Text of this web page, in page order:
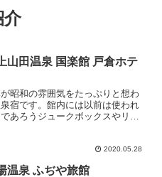
介
山田温泉 国楽館 戸倉ホテ
昭和の雰囲気をたっぷりと想わ
宿です。館内には以前は使われ
あろうジュークボックスやリモ
立ち寄り受付完了。浴室は宿の感
2020.05.28
温泉 ふぢや旅館